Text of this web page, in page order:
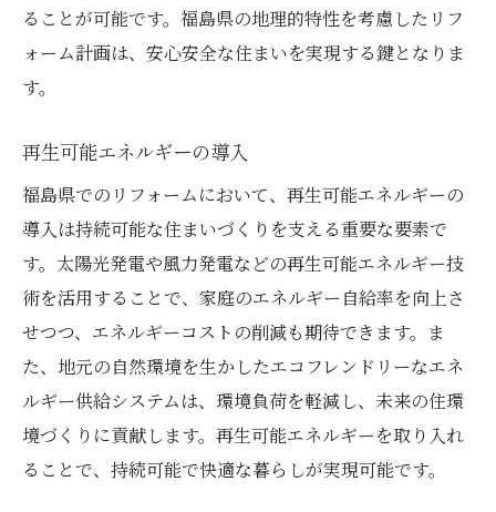
ることが可能です。福島県の地理的特性を考慮したリフ
ォーム計画は、安心安全な住まいを実現する鍵となりま
す。
再生可能エネルギーの導入
福島県でのリフォームにおいて、再生可能エネルギーの
導入は持続可能な住まいづくりを支える重要な要素で
す。太陽光発電や風力発電などの再生可能エネルギー技
術を活用することで、家庭のエネルギー自給率を向上さ
せつつ、エネルギーコストの削減も期待できます。ま
た、地元の自然環境を生かしたエコフレンドリーなエネ
ルギー供給システムは、環境負荷を軽減し、未来の住環
境づくりに貢献します。再生可能エネルギーを取り入れ
ることで、持続可能で快適な暮らしが実現可能です。